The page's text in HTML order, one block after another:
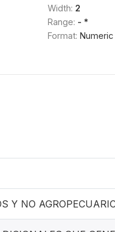
Width: 2
Range: - *
Format: Numeric
Y NO